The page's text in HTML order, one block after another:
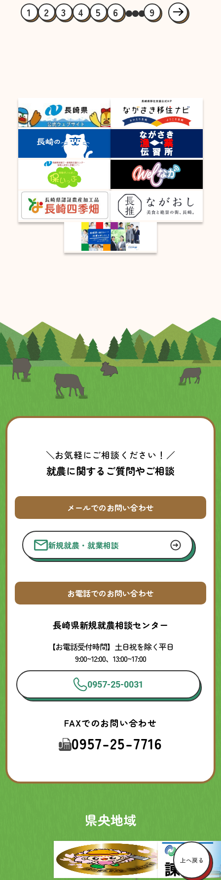
1 2 3 4 5 6 9
＼お気軽にご相談ください！／
就農に関するご質問やご相談
メールでのお問い合わせ
新規就農・就業相談
お電話でのお問い合わせ
長崎県新規就農相談センター
【お電話受付時間】土日祝を除く平日
9:00~12:00、13:00~17:00
0957-25-0031
FAXでのお問い合わせ
0957-25-7716
県央地域
上へ戻る